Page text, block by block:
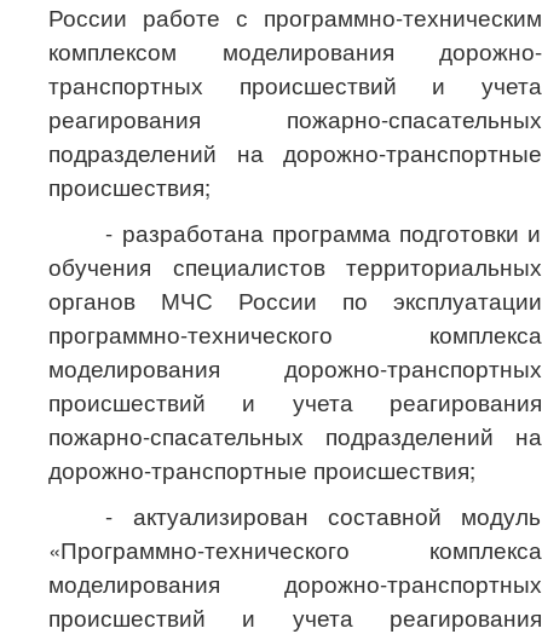
России работе с программно-техническим
комплексом моделирования дорожно-
транспортных происшествий и учета
реагирования пожарно-спасательных
подразделений на дорожно-транспортные
происшествия;
- разработана программа подготовки и
обучения специалистов территориальных
органов МЧС России по эксплуатации
программно-технического комплекса
моделирования дорожно-транспортных
происшествий и учета реагирования
пожарно-спасательных подразделений на
дорожно-транспортные происшествия;
- актуализирован составной модуль
«Программно-технического комплекса
моделирования дорожно-транспортных
происшествий и учета реагирования